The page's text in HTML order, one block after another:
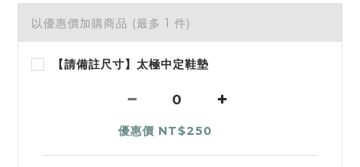
以優惠價加購商品 (最多 1 件)
【請備註尺寸】太極中定鞋墊
優惠價 NT$250